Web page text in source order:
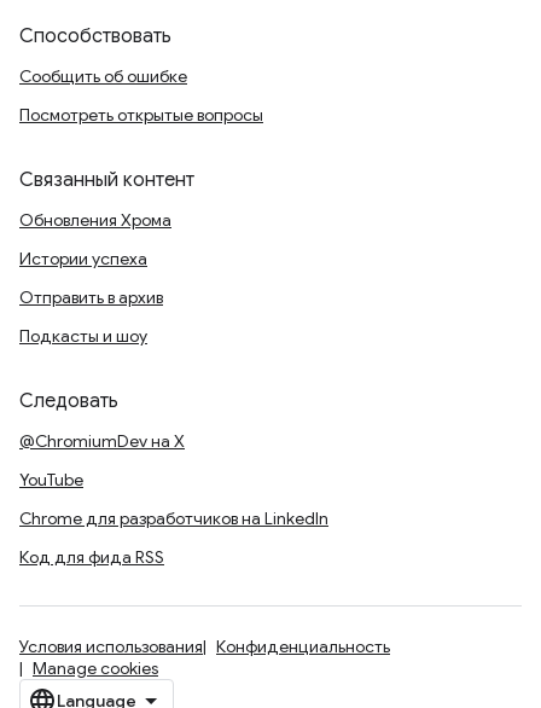
Способствовать
Сообщить об ошибке
Посмотреть открытые вопросы
Связанный контент
Обновления Хрома
Истории успеха
Отправить в архив
Подкасты и шоу
Следовать
@ChromiumDev на X
YouTube
Chrome для разработчиков на LinkedIn
Код для фида RSS
Условия использования
Конфиденциальность
Manage cookies